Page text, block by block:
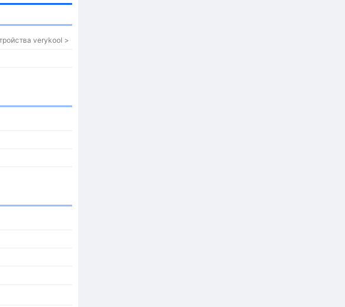
verykool >